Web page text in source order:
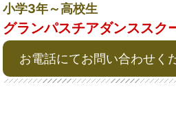
小学3年～高校生
グランパスチアダンススク
お電話にてお問い合わせく